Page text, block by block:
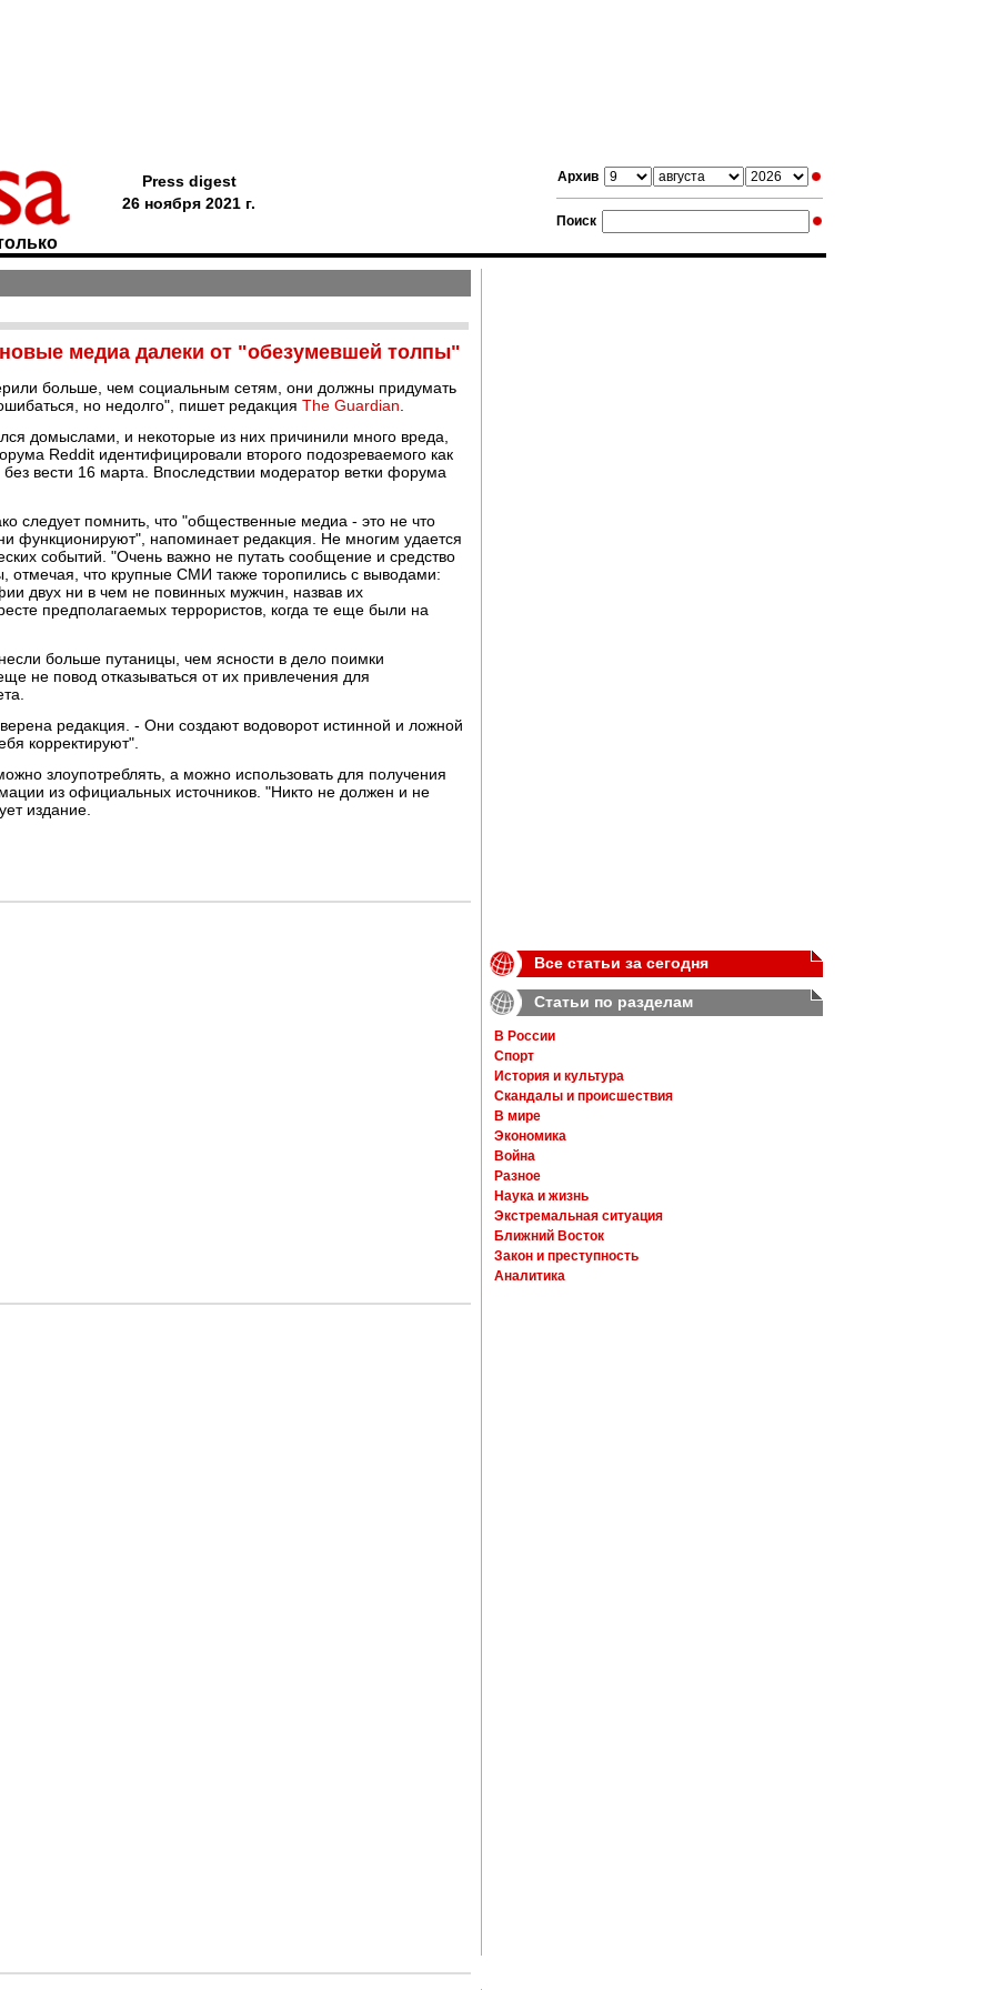
Архив
Поиск
Press digest
26 ноября 2021 г.
новые медиа далеки от "обезумевшей толпы"
больше, чем социальным сетям, они должны придумать
но недолго", пишет редакция The Guardian
домыслами, и некоторые из них причинили много вреда,
Reddit идентифицировали второго подозреваемого как
вести 16 марта. Впоследствии модератор ветки форума
следует помнить, что "общественные медиа - это не что
функционируют", напоминает редакция. Не многим удается
событий. "Очень важно не путать сообщение и средство
отмечая, что крупные СМИ также торопились с выводами:
двух ни в чем не повинных мужчин, назвав их
предполагаемых террористов, когда те еще были на
больше путаницы, чем ясности в дело поимки
не повод отказываться от их привлечения для
редакция. - Они создают водоворот истинной и ложной
корректируют".
злоупотреблять, а можно использовать для получения
из официальных источников. "Никто не должен и не
издание.
Все статьи за сегодня
Статьи по разделам
В России
Спорт
История и культура
Скандалы и происшествия
В мире
Экономика
Война
Разное
Наука и жизнь
Экстремальная ситуация
Ближний Восток
Закон и преступность
Аналитика